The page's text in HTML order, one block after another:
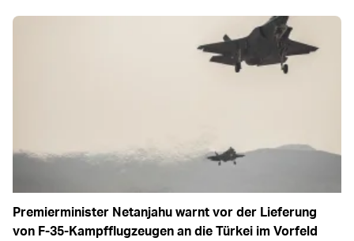
Premierminister Netanjahu warnt vor der Lieferung
von F-35-Kampfflugzeugen an die Türkei im Vorfeld